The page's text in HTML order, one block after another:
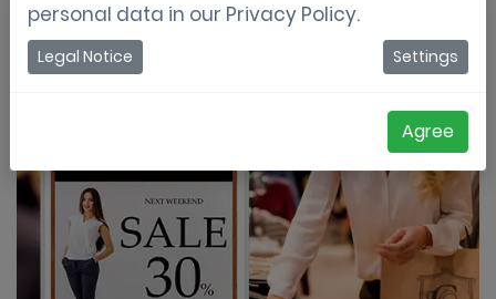
personal data in our Privacy Policy.
Legal Notice Settings
Agree